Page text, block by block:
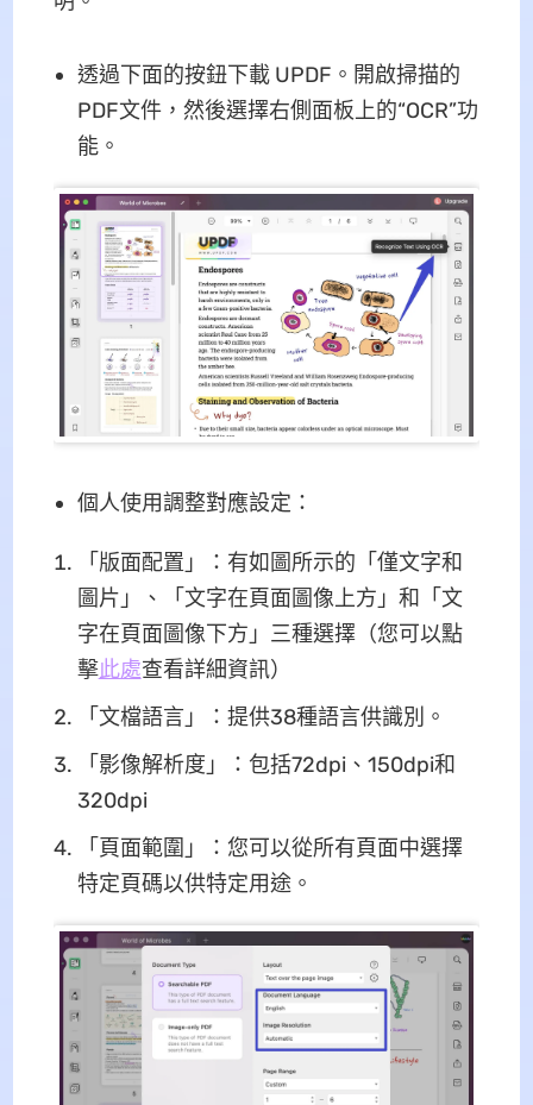
透過下面的按鈕下載 UPDF。開啟掃描的
PDF文件，然後選擇右側面板上的“OCR”功
能。
個人使用調整對應設定：
「版面配置」：有如圖所示的「僅文字和
圖片」、「文字在頁面圖像上方」和「文
字在頁面圖像下方」三種選擇（您可以點
擊此處查看詳細資訊）
「文檔語言」：提供38種語言供識別。
「影像解析度」：包括72dpi、150dpi和
320dpi
「頁面範圍」：您可以從所有頁面中選擇
特定頁碼以供特定用途。